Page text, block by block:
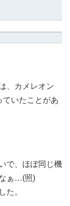
、カメレオン
いたことがあ
で、ほぼ同じ機
ぁ…(照)
た。